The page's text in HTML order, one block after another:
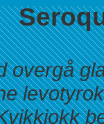
overgå